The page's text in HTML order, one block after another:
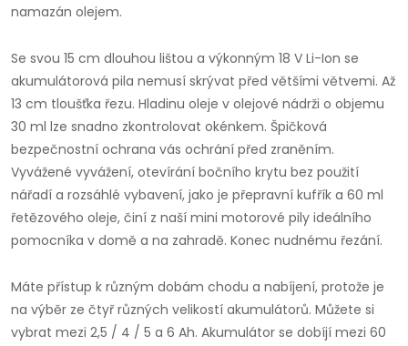
namazán olejem.
Se svou 15 cm dlouhou lištou a výkonným 18 V Li-Ion se
akumulátorová pila nemusí skrývat před většími větvemi. Až
13 cm tloušťka řezu. Hladinu oleje v olejové nádrži o objemu
30 ml lze snadno zkontrolovat okénkem. Špičková
bezpečnostní ochrana vás ochrání před zraněním.
Vyvážené vyvážení, otevírání bočního krytu bez použití
nářadí a rozsáhlé vybavení, jako je přepravní kufřík a 60 ml
řetězového oleje, činí z naší mini motorové pily ideálního
pomocníka v domě a na zahradě. Konec nudnému řezání.
Máte přístup k různým dobám chodu a nabíjení, protože je
na výběr ze čtyř různých velikostí akumulátorů. Můžete si
vybrat mezi 2,5 / 4 / 5 a 6 Ah. Akumulátor se dobíjí mezi 60